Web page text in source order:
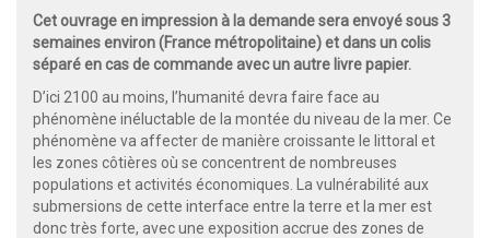
Cet ouvrage en impression à la demande sera envoyé sous 3
semaines environ (France métropolitaine) et dans un colis
séparé en cas de commande avec un autre livre papier.
D’ici 2100 au moins, l’humanité devra faire face au
phénomène inéluctable de la montée du niveau de la mer. Ce
phénomène va affecter de manière croissante le littoral et
les zones côtières où se concentrent de nombreuses
populations et activités économiques. La vulnérabilité aux
submersions de cette interface entre la terre et la mer est
donc très forte, avec une exposition accrue des zones de